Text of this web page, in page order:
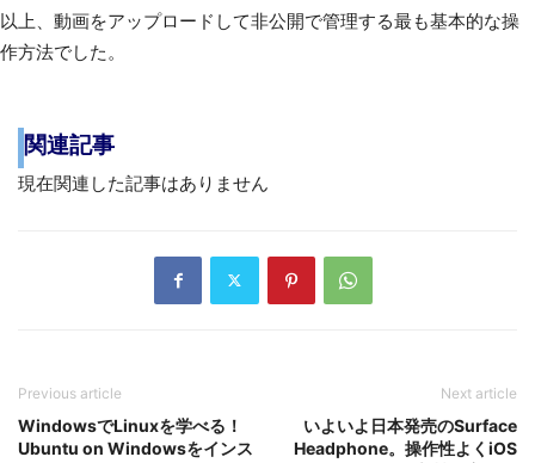
以上、動画をアップロードして非公開で管理する最も基本的な操
作方法でした。
関連記事
現在関連した記事はありません
Previous article
WindowsでLinuxを学べる！
Ubuntu on Windowsをインス
Next article
いよいよ日本発売のSurface
Headphone。操作性よくiOS